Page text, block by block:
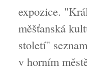
expozice.
měšťanská
století"
v horním